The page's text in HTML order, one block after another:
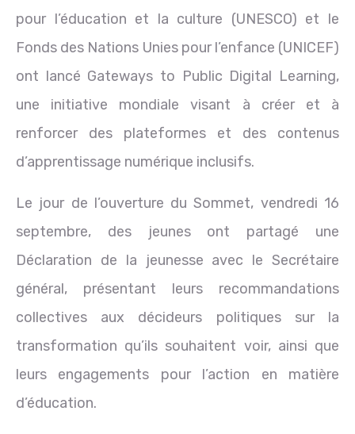
pour l’éducation et la culture (UNESCO) et le
Fonds des Nations Unies pour l’enfance (UNICEF)
ont lancé Gateways to Public Digital Learning,
une initiative mondiale visant à créer et à
renforcer des plateformes et des contenus
d’apprentissage numérique inclusifs.
Le jour de l’ouverture du Sommet, vendredi 16
septembre, des jeunes ont partagé une
Déclaration de la jeunesse avec le Secrétaire
général, présentant leurs recommandations
collectives aux décideurs politiques sur la
transformation qu’ils souhaitent voir, ainsi que
leurs engagements pour l’action en matière
d’éducation.